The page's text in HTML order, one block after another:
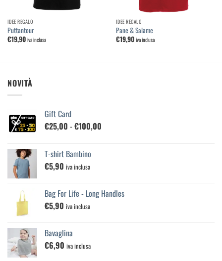
IDEE REGALO
Puttantour
€19,90 iva inclusa
IDEE REGALO
Pane & Salame
€19,90 iva inclusa
NOVITÀ
Gift Card
€25,00 -€100,00
€100,00
T-shirt Bambino
€5,90 iva inclusa
Bag For Life - Long Handles
€5,90 iva inclusa
Bavaglina
€6,90 iva inclusa